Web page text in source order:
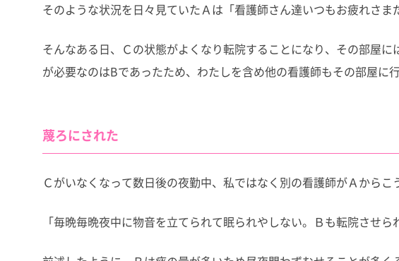
そのような状況を日々見ていたＡは「看護師さん達いつもお疲れさま
そんなある日、Ｃの状態がよくなり転院することになり、その部屋
が必要なのはBであったため、わたしを含め他の看護師もその部屋に
蔑ろにされた
Ｃがいなくなって数日後の夜勤中、私ではなく別の看護師がＡからこ
「毎晩毎晩夜中に物音を立てられて眠られやしない。Ｂも転院させら